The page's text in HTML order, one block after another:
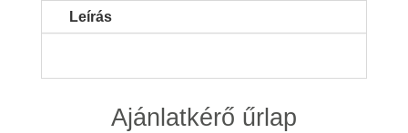
Leírás
Ajánlatkérő űrlap